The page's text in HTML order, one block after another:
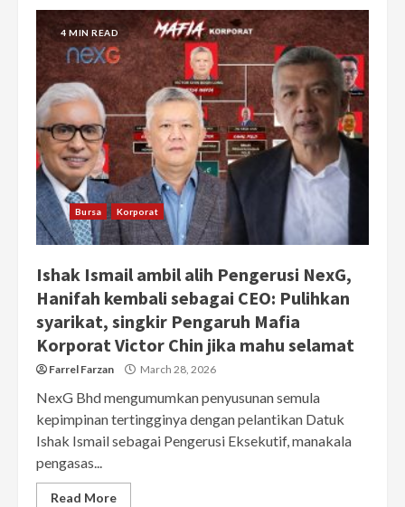
4 MIN READ
Bursa Korporat
Ishak Ismail ambil alih Pengerusi NexG,
Hanifah kembali sebagai CEO: Pulihkan
syarikat, singkir Pengaruh Mafia
Korporat Victor Chin jika mahu selamat
Farrel Farzan March 28, 2026
NexG Bhd mengumumkan penyusunan semula
kepimpinan tertingginya dengan pelantikan Datuk
Ishak Ismail sebagai Pengerusi Eksekutif, manakala
pengasas...
Read More